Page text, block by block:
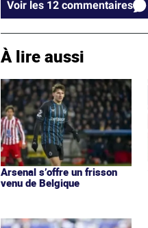
Voir les 12 commentaires
À lire aussi
Arsenal s’offre un frisson
venu de Belgique